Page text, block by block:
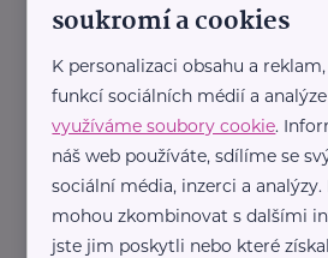
Amelie chce lépe poznat život
Nemoc Podpora a pomoc
soukromí a cookies
K personalizaci obsahu a
funkcí sociálních médií a
využíváme soubory cookie.
náš web používáte, sdílíme se
sociální média, inzerci a
mohou zkombinovat s dalšími
jste jim poskytli nebo které